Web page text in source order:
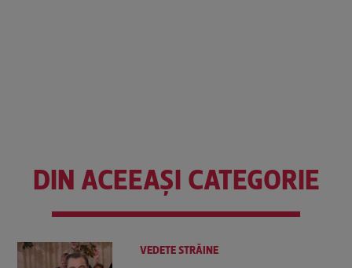
DIN ACEEAȘI CATEGORIE
VEDETE STRĂINE